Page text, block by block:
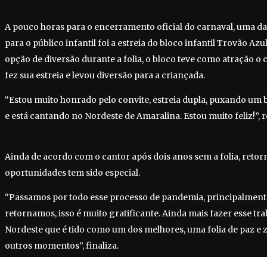
A pouco horas para o encerramento oficial do carnaval, uma
para o público infantil foi a estreia do bloco infantil Trovão
opção de diversão durante a folia, o bloco teve como atração o
fez sua estreia e levou diversão para a criançada.
“Estou muito honrado pelo convite, estreia dupla, puxando um
e está cantando no Nordeste de Amaralina. Estou muito feliz!”,
Ainda de acordo com o cantor após dois anos sem a folia,
oportunidades tem sido especial.
“Passamos por todo esse processo de pandemia,
retornamos, isso é muito gratificante. Ainda mais fazer esse
Nordeste que é tido como um dos melhores, uma folia de paz e
outros momentos”, finaliza.